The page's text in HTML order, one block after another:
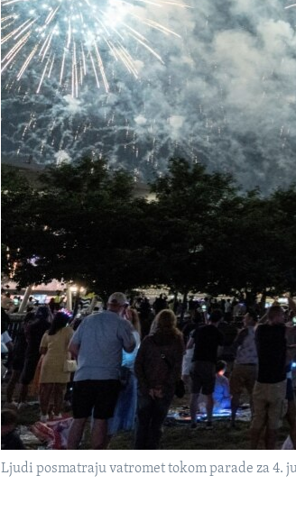
Ljudi posmatraju vatromet tokom parade za 4.